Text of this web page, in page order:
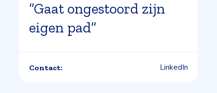
”Gaat ongestoord zijn
eigen pad”
Contact: LinkedIn